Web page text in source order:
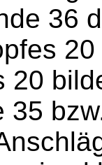
36
20
35